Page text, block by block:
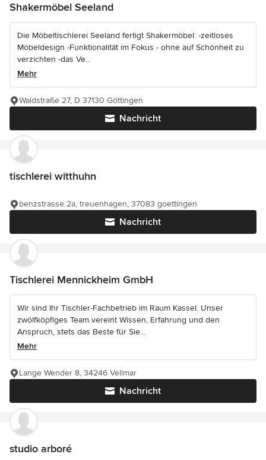
Shakermöbel Seeland
Die Möbeltischlerei Seeland fertigt Shakermöbel: -zeitloses
Möbeldesign -Funktionalität im Fokus - ohne auf Schönheit zu
verzichten -das Ve...
Mehr
Nachricht
Waldstraße 27, D 37130 Göttingen
tischlerei witthuhn
Nachricht
benzstrasse 2a, treuenhagen, 37083 goettingen
Tischlerei Mennickheim GmbH
Wir sind Ihr Tischler-Fachbetrieb im Raum Kassel. Unser
zwölfköpfiges Team vereint Wissen, Erfahrung und den
Anspruch, stets das Beste für Sie...
Mehr
Nachricht
Lange Wender 8, 34246 Vellmar
studio arboré